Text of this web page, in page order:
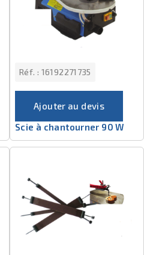
Réf. : 16192271735
Ajouter au devis
Scie à chantourner 90 W